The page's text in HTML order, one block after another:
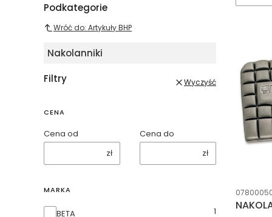
Podkategorie
Wróć do: Artykuły BHP
Nakolanniki
Filtry
Wyczyść
CENA
Cena od
zł
Cena do
zł
MARKA
Marka
BETA 1
Kod